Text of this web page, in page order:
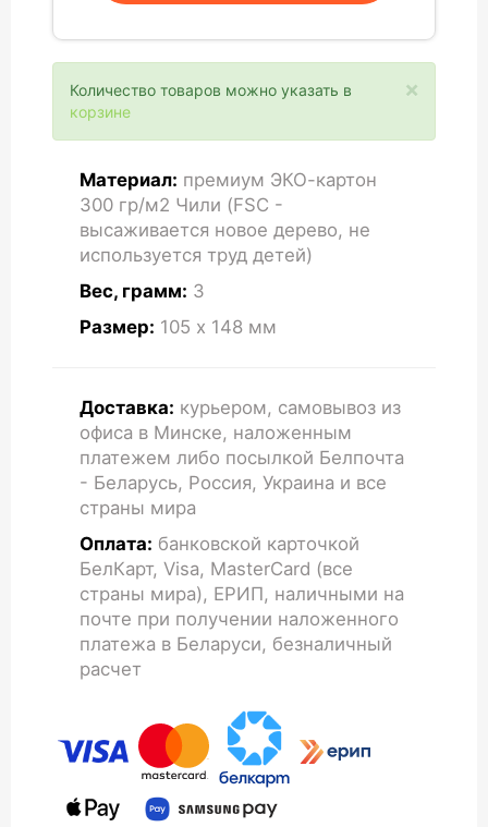
×
Количество товаров можно указать в
корзине
Материал: премиум ЭКО-картон
300 гр/м2 Чили (FSC -
высаживается новое дерево, не
используется труд детей)
Вес, грамм: 3
Размер: 105 x 148 мм
Доставка: курьером, самовывоз из
офиса в Минске, наложенным
платежем либо посылкой Белпочта
- Беларусь, Россия, Украина и все
страны мира
Оплата: банковской карточкой
БелКарт, Visa, MasterCard (все
страны мира), ЕРИП, наличными на
почте при получении наложенного
платежа в Беларуси, безналичный
расчет